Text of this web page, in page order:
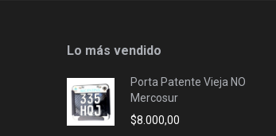
Lo más vendido
Porta Patente Vieja NO
Mercosur
$8.000,00